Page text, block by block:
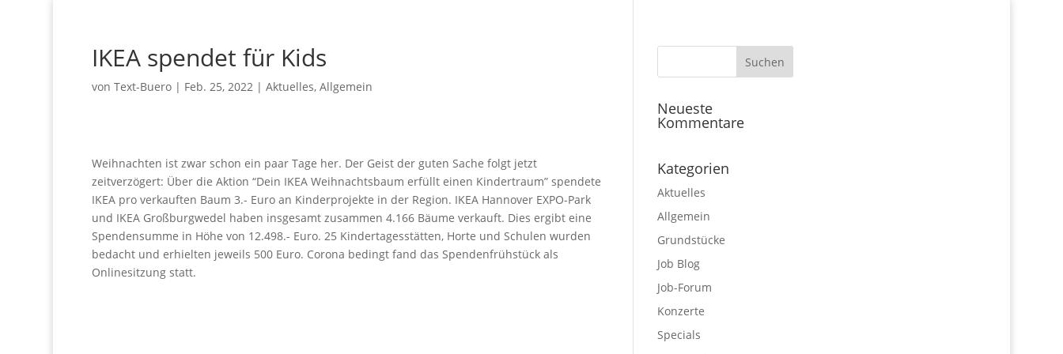
IKEA spendet für Kids
vonText-Buero | Feb. 25, 2022 |Aktuelles,Allgemein
Weihnachten ist zwar schon ein paar Tage her. Der Geist der guten Sache folgt jetzt
zeitverzögert: Über die Aktion “Dein IKEA Weihnachtsbaum erfüllt einen Kindertraum” spendete
IKEA pro verkauften Baum 3.- Euro an Kinderprojekte in der Region. IKEA Hannover EXPO-Park
und IKEA Großburgwedel haben insgesamt zusammen 4.166 Bäume verkauft. Dies ergibt eine
Spendensumme in Höhe von 12.498.- Euro. 25 Kindertagesstätten, Horte und Schulen wurden
bedacht und erhielten jeweils 500 Euro. Corona bedingt fand das Spendenfrühstück als
Onlinesitzung statt.
Neueste
Kommentare
Kategorien
Aktuelles
Allgemein
Grundstücke
Job Blog
Job-Forum
Konzerte
Specials